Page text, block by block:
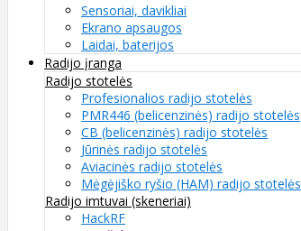
Sensoriai, davikliai
Ekrano apsaugos
Laidai, baterijos
Radijo įranga
Radijo stotelės
Profesionalios radijo stotelės
PMR446 (belicenzinės) radijo stotelės
CB (belicenzinės) radijo stotelės
Jūrinės radijo stotelės
Aviacinės radijo stotelės
Mėgėjiško ryšio (HAM) radijo stotelės
Radijo imtuvai (skeneriai)
HackRF